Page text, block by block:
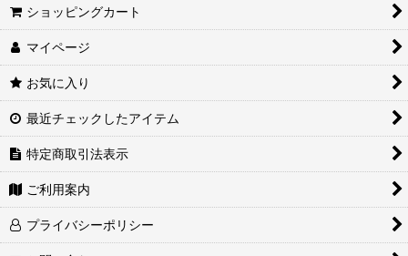
ショッピングカート
マイページ
お気に入り
最近チェックしたアイテム
特定商取引法表示
ご利用案内
プライバシーポリシー